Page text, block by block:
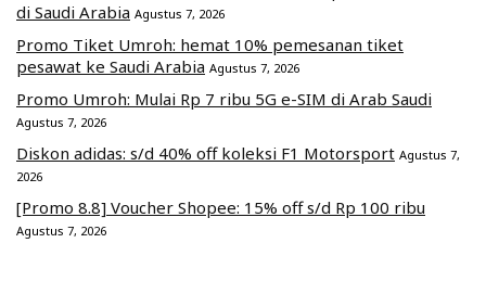
di Saudi Arabia Agustus 7, 2026
Promo Tiket Umroh: hemat 10% pemesanan tiket
pesawat ke Saudi Arabia Agustus 7, 2026
Promo Umroh: Mulai Rp 7 ribu 5G e-SIM di Arab Saudi
Agustus 7, 2026
Diskon adidas: s/d 40% off koleksi F1 Motorsport Agustus 7,
2026
[Promo 8.8] Voucher Shopee: 15% off s/d Rp 100 ribu
Agustus 7, 2026